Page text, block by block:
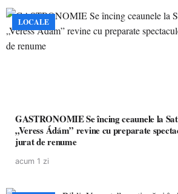
LOCALE
GASTRONOMIE Se încing ceaunele la Satu Mare! Concursul
„Veress Ádám” revine cu preparate
jurat de renume
acum 1 zi